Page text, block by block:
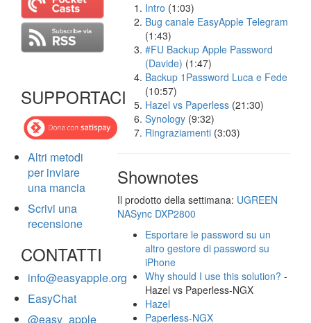
SUPPORTACI
Altri metodi
per inviare
una mancia
Scrivi una
recensione
CONTATTI
info@easyapple.org
EasyChat
@easy_apple
Intro (1:03)
Bug canale EasyApple Telegram
(1:43)
#FU Backup Apple Password
(Davide) (1:47)
Backup 1Password Luca e Fede
(10:57)
Hazel vs Paperless (21:30)
Synology (9:32)
Ringraziamenti (3:03)
Shownotes
Il prodotto della settimana: UGREEN
NASync DXP2800
Esportare le password su un
altro gestore di password su
iPhone
Why should I use this solution? -
Hazel vs Paperless-NGX
Hazel
Paperless-NGX